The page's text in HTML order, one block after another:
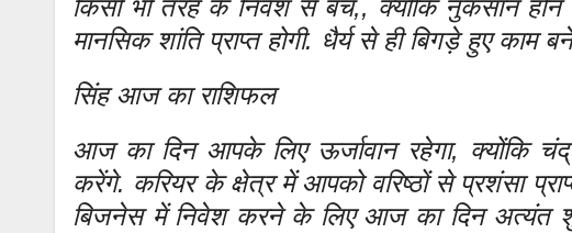
किसी भी तरह के निवेश से बचें,, क्योंकि नुकसान होने
मानसिक शांति प्राप्त होगी. धैर्य से ही बिगड़े हुए काम
सिंह आज का राशिफल
आज का दिन आपके लिए ऊर्जावान रहेगा, क्योंकि
करेंगे. करियर के क्षेत्र में आपको वरिष्ठों से प्रशंसा
बिजनेस में निवेश करने के लिए आज का दिन अत्यंत